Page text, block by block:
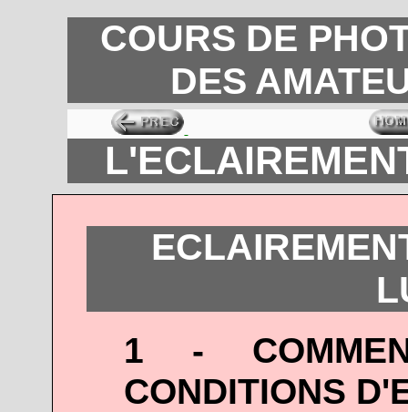
COURS DE
DES
1 -
CONDITIONS